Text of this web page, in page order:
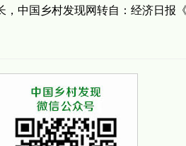
，中国乡村发现网转自：经济日报